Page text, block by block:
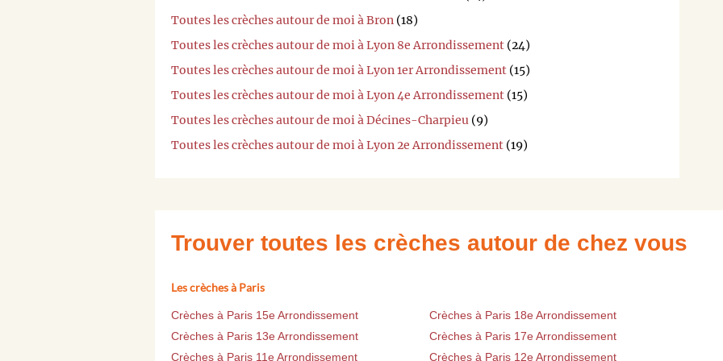
Toutes les crèches autour de moi à Bron (18)
Toutes les crèches autour de moi à Lyon 8e Arrondissement (24)
Toutes les crèches autour de moi à Lyon 1er Arrondissement (15)
Toutes les crèches autour de moi à Lyon 4e Arrondissement (15)
Toutes les crèches autour de moi à Décines-Charpieu (9)
Toutes les crèches autour de moi à Lyon 2e Arrondissement (19)
Trouver toutes les crèches autour de chez vous
Les crèches à Paris
Crèches à Paris 15e Arrondissement
Crèches à Paris 18e Arrondissement
Crèches à Paris 13e Arrondissement
Crèches à Paris 17e Arrondissement
Crèches à Paris 11e Arrondissement
Crèches à Paris 12e Arrondissement